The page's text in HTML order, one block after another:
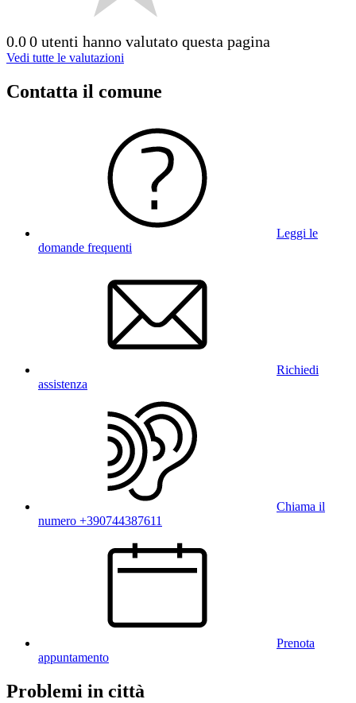
0.00 utenti hanno valutato questa pagina
Vedi tutte le valutazioni
Contatta il comune
Leggi le
domande frequenti
Richiedi
assistenza
Chiama il
numero +390744387611
Prenota
appuntamento
Problemi in città